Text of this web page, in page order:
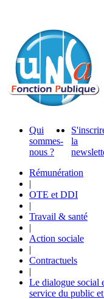
Qui
sommes-
nous ?
la
Rémunération
|
OTE et DDI
|
Travail & santé
|
Action sociale
|
Contractuels
|
Le dialogue social
service du public